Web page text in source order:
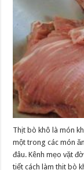
Thịt bò khô là món
một trong các món
đâu. Kênh mẹo vặt
tiết cách làm thịt bò